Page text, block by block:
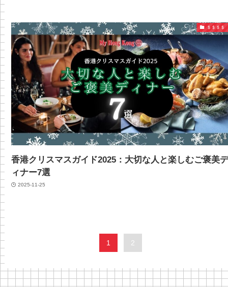
＄＄＄＄
香港クリスマスガイド2025：大切な人と楽しむご褒美
ィナー7選
2025-11-25
1 2